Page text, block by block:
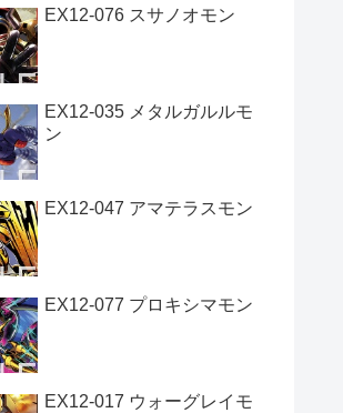
EX12-076 スサノオモン
EX12-035 メタルガルルモ
ン
EX12-047 アマテラスモン
EX12-077 プロキシマモン
EX12-017 ウォーグレイモ